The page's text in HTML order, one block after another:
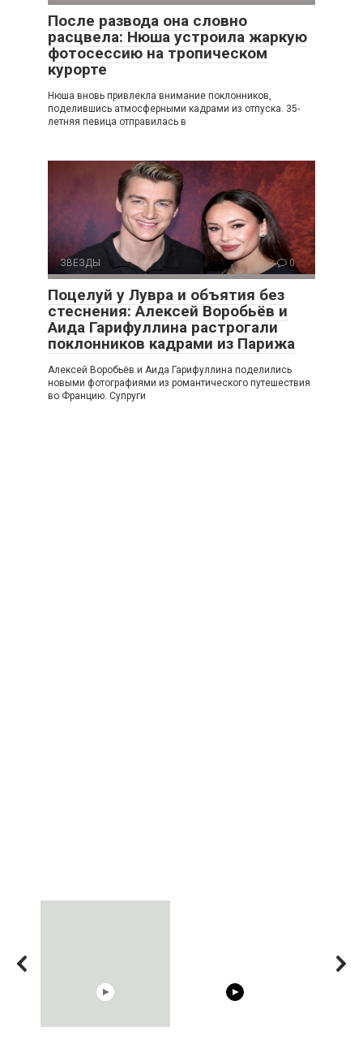
После развода она словно
расцвела: Нюша устроила жаркую
фотосессию на тропическом
курорте
Нюша вновь привлекла внимание поклонников,
поделившись атмосферными кадрами из отпуска. 35-
летняя певица отправилась в
ЗВЕЗДЫ 0
Поцелуй у Лувра и объятия без
стеснения: Алексей Воробьёв и
Аида Гарифуллина растрогали
поклонников кадрами из Парижа
Алексей Воробьёв и Аида Гарифуллина поделились
новыми фотографиями из романтического путешествия
во Францию. Супруги